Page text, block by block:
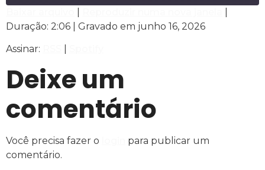
RSS Spotify
FEED RSS
COMPARTILHAR
LINK
INCORPORAR
Duração: 2:06
Gravado em junho 16, 2026
Assinar:
Deixe um
comentário
Você precisa fazer o
para publicar um
comentário.